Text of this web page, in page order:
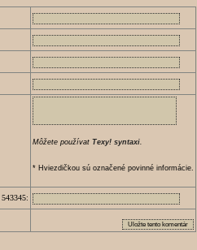
Môžete používat Texy! syntaxi.
* Hviezdičkou sú označené povinné informácie.
543345: